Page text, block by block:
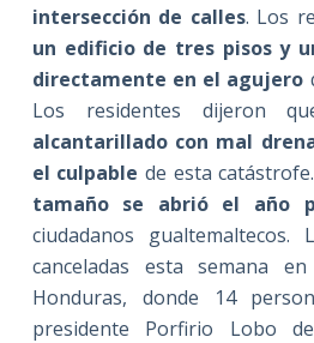
intersección de calles. Los
un edificio de tres pisos y
directamente en el agujero
Los residentes dijeron
alcantarillado con mal
el culpable de esta catástrofe.
tamaño se abrió el año
ciudadanos gualtemaltecos.
canceladas esta semana
Honduras, donde 14
presidente Porfirio Lobo